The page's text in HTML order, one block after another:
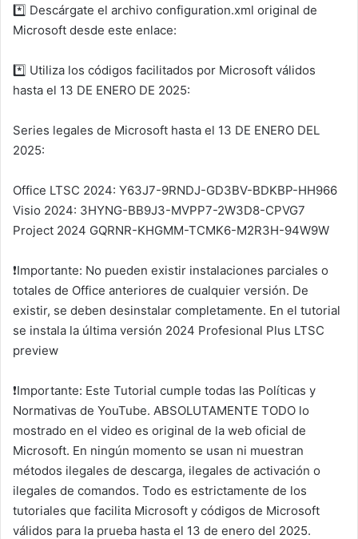
*️⃣ Descárgate el archivo configuration.xml original de
Microsoft desde este enlace:
*️⃣ Utiliza los códigos facilitados por Microsoft válidos
hasta el 13 DE ENERO DE 2025:
Series legales de Microsoft hasta el 13 DE ENERO DEL
2025:
Office LTSC 2024: Y63J7-9RNDJ-GD3BV-BDKBP-HH966
Visio 2024: 3HYNG-BB9J3-MVPP7-2W3D8-CPVG7
Project 2024 GQRNR-KHGMM-TCMK6-M2R3H-94W9W
❗Importante: No pueden existir instalaciones parciales o
totales de Office anteriores de cualquier versión. De
existir, se deben desinstalar completamente. En el tutorial
se instala la última versión 2024 Profesional Plus LTSC
preview
❗Importante: Este Tutorial cumple todas las Políticas y
Normativas de YouTube. ABSOLUTAMENTE TODO lo
mostrado en el video es original de la web oficial de
Microsoft. En ningún momento se usan ni muestran
métodos ilegales de descarga, ilegales de activación o
ilegales de comandos. Todo es estrictamente de los
tutoriales que facilita Microsoft y códigos de Microsoft
válidos para la prueba hasta el 13 de enero del 2025.